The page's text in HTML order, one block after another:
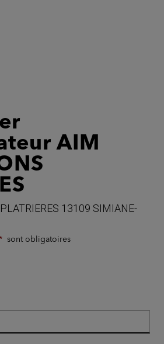
AIM
13109 SIMIANE-
sont obligatoires